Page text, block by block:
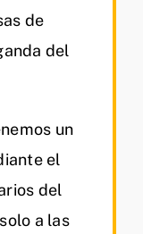
de
del
un
el
del
a las